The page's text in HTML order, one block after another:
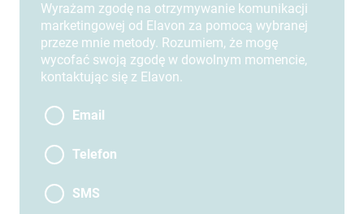
Wyrażam zgodę na otrzymywanie komunikacji
marketingowej od Elavon za pomocą wybranej
przeze mnie metody. Rozumiem, że mogę
wycofać swoją zgodę w dowolnym momencie,
kontaktując się z Elavon.
Email
Telefon
SMS